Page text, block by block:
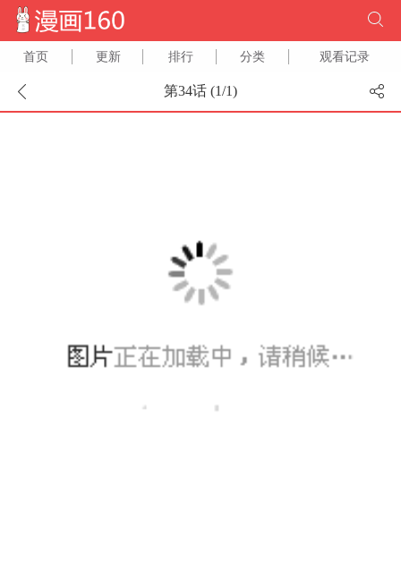
首页 更新 排行 分类 观看记录
第34话 (1/1)